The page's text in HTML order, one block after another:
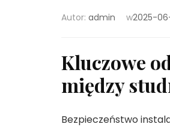
Autor: admin w2025-
Kluczowe
między
Bezpieczeństwo